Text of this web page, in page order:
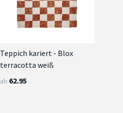
Teppich kariert - Blox
terracotta weiß
ab 62.95